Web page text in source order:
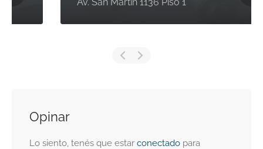
Opinar
Lo siento, tenés que estar conectado para